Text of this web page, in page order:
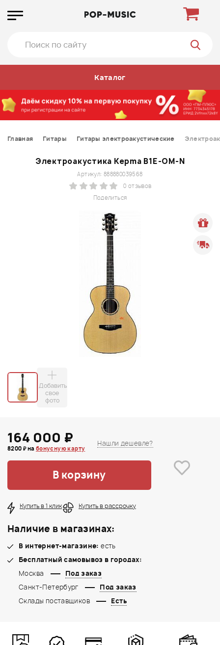
Каталог
Главная Гитары Гитары электроакустические
Электроакустика Kepma B1E-OM-N
Поделиться
Артикул: 888880039568
0 отзывов
Добавить
свое
фото
164 000 ₽
8200 ₽ на бонусную карту
Нашли дешевле?
В корзину
Купить в 1 клик Купить в рассрочку
Наличие в магазинах:
В интернет-магазине: есть
Бесплатный самовывоз в городах:
Москва
Под заказ
Санкт-Петербург
Под заказ
Склады поставщиков
Есть